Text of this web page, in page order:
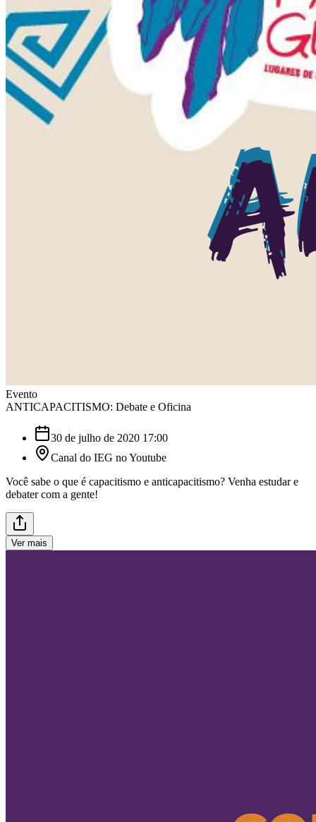
Evento
ANTICAPACITISMO: Debate e Oficina
30 de julho de 2020 17:00
Canal do IEG no Youtube
Você sabe o que é capacitismo e anticapacitismo? Venha estudar e
debater com a gente!
Ver mais